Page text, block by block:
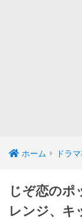
ホーム ドラ
じぞ恋のポ
レンジ、キ